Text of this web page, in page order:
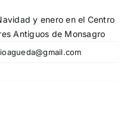
y enero en el Centro
Antiguos de Monsagro